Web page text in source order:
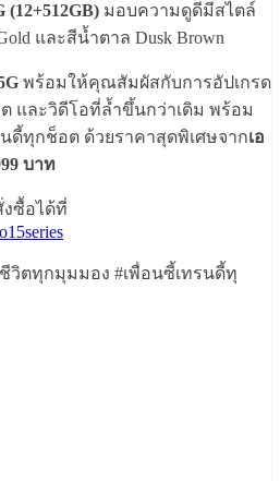
(12+512GB) มอบความดูดีมีสไตล์
และสีน้ำตาล Dusk Brown
พร้อมให้คุณสัมผัสกับการอัปเกรด
และวิดีโอที่ล้ำขึ้นกว่าเดิม พร้อม
ดี้ทุกช็อต ด้วยราคาสุดพิเศษจากเอ
บาท
งซื้อได้ที่
ชีวิตทุกมุมมอง #เพื่อนซี้เทรนดี้ทุ